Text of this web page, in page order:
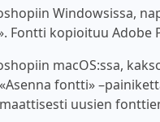
Windowsissa,
Fontti kopioituu
macOS:ssa,
fontti»
uusien